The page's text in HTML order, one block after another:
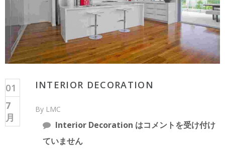
01
7
月
INTERIOR DECORATION
By LMC
Interior Decoration はコメントを受け付け
ていません